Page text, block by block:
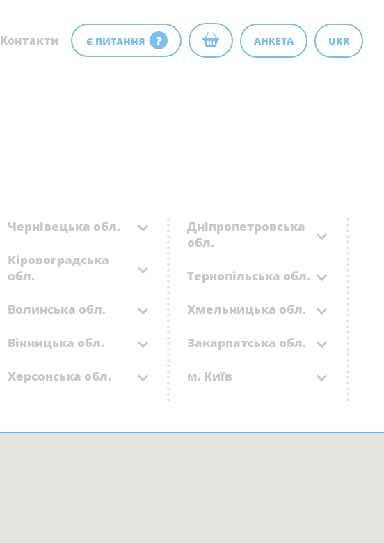
Контакти Є ПИТАННЯ ? АНКЕТА UKR
Чернівецька обл.
Кіровоградська
обл.
Волинська обл.
Вінницька обл.
Херсонська обл.
Дніпропетровська
обл.
Тернопільська обл.
Хмельницька обл.
Закарпатська обл.
м. Київ